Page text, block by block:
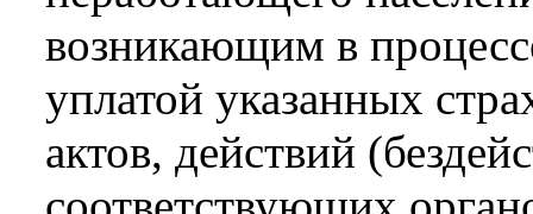
возникающим в
уплатой указанных
актов, действий